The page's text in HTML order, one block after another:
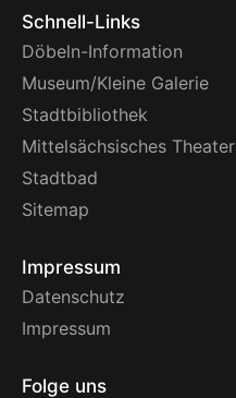
Schnell-Links
Döbeln-Information
Museum/Kleine Galerie
Stadtbibliothek
Mittelsächsisches Theater
Stadtbad
Sitemap
Impressum
Datenschutz
Impressum
Folge uns